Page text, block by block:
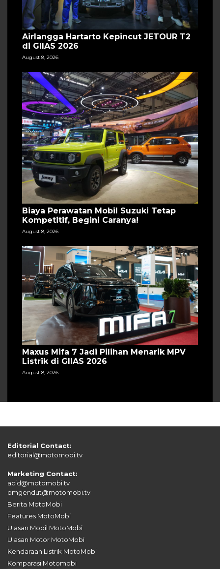
Airlangga Hartarto Kepincut JETOUR T2
di GIIAS 2026
August 8, 2026
Biaya Perawatan Mobil Suzuki Tetap
Kompetitif, Begini Caranya!
August 8, 2026
Maxus Mifa 7 Jadi Pilihan Menarik MPV
Listrik di GIIAS 2026
August 8, 2026
Editorial Contact:
editorial@motomobi.tv
Marketing Contact:
acid@motomobi.tv
omgendut@motomobi.tv
Berita MotoMobi
Features MotoMobi
Ulasan Mobil MotoMobi
Ulasan Motor MotoMobi
Kendaraan Listrik MotoMobi
Komparasi Motomobi